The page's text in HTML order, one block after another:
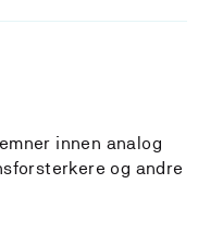
innen analog
og andre